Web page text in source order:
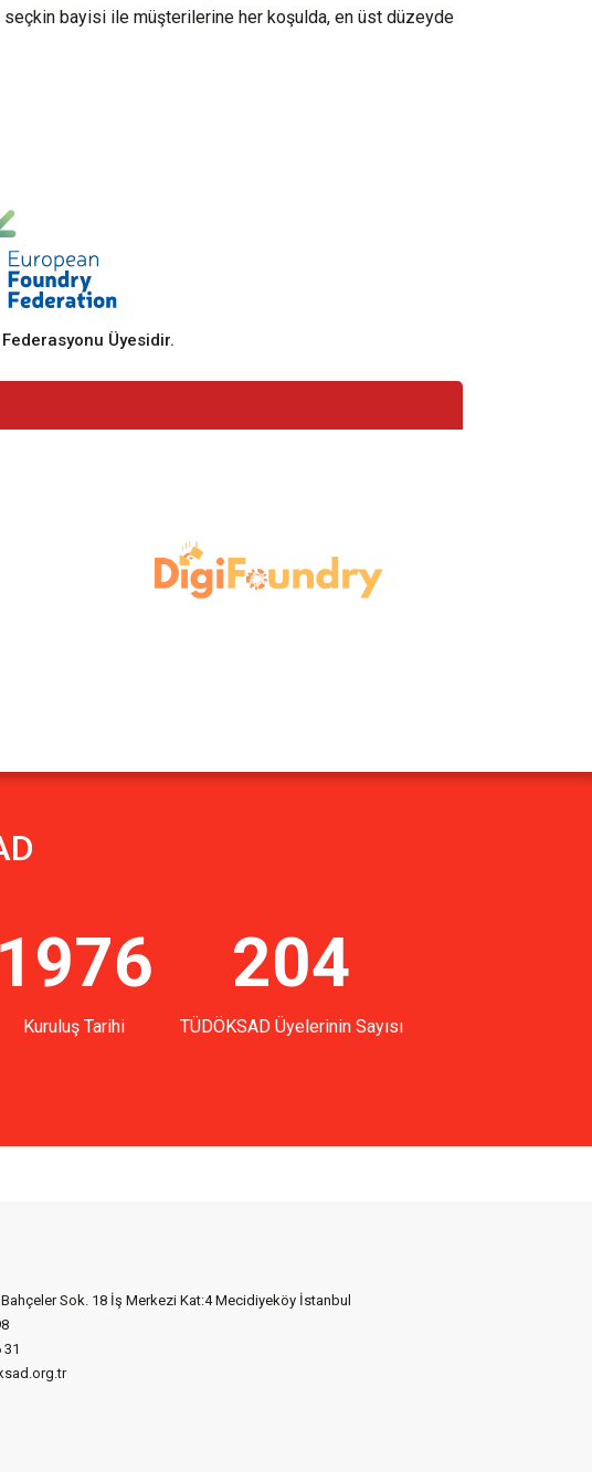
seçkin bayisi ile müşterilerine her koşulda, en üst düzeyde
Üyesidir.
1976
Kuruluş Tarihi
204
TÜDÖKSAD Üyelerinin Sayısı
Sok. 18 İş Merkezi Kat:4 Mecidiyeköy İstanbul
31